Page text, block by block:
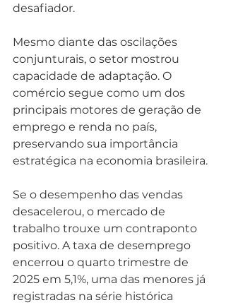
desafiador.
Mesmo diante das oscilações
conjunturais, o setor mostrou
capacidade de adaptação. O
comércio segue como um dos
principais motores de geração de
emprego e renda no país,
preservando sua importância
estratégica na economia brasileira.
Se o desempenho das vendas
desacelerou, o mercado de
trabalho trouxe um contraponto
positivo. A taxa de desemprego
encerrou o quarto trimestre de
2025 em 5,1%, uma das menores já
registradas na série histórica